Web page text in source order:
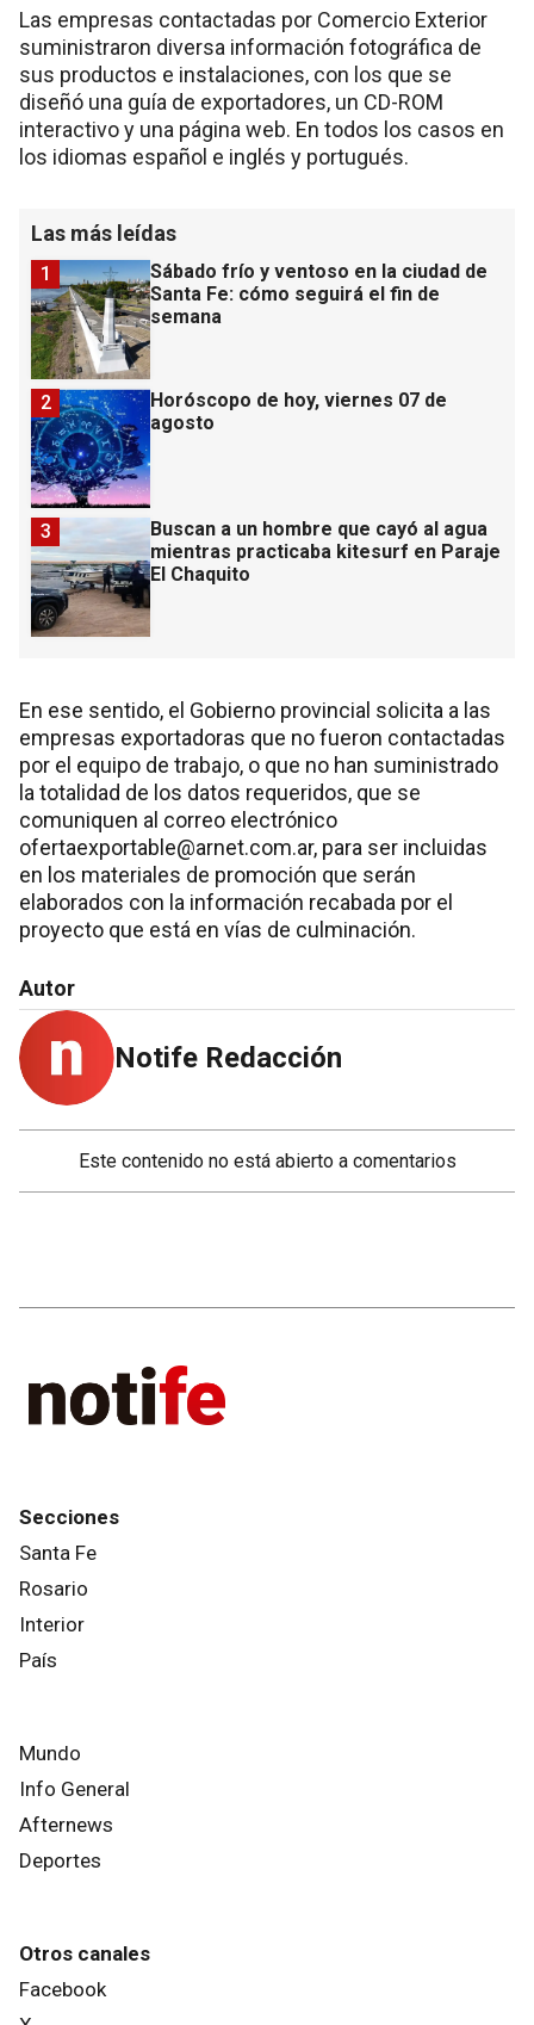
Las empresas contactadas por Comercio Exterior
suministraron diversa información fotográfica de
sus productos e instalaciones, con los que se
diseñó una guía de exportadores, un CD-ROM
interactivo y una página web. En todos los casos en
los idiomas español e inglés y portugués.
Las más leídas
Sábado frío y ventoso en la ciudad de
Santa Fe: cómo seguirá el fin de
semana
1
Horóscopo de hoy, viernes 07 de
agosto
2
Buscan a un hombre que cayó al agua
mientras practicaba kitesurf en Paraje
El Chaquito
3
En ese sentido, el Gobierno provincial solicita a las
empresas exportadoras que no fueron contactadas
por el equipo de trabajo, o que no han suministrado
la totalidad de los datos requeridos, que se
comuniquen al correo electrónico
ofertaexportable@arnet.com.ar, para ser incluidas
en los materiales de promoción que serán
elaborados con la información recabada por el
proyecto que está en vías de culminación.
Autor
Notife Redacción
Este contenido no está abierto a comentarios
Secciones
Santa Fe
Rosario
Interior
País
Mundo
Info General
Afternews
Deportes
Otros canales
Facebook